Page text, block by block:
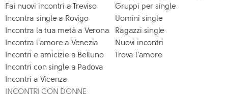
Fai nuovi incontri a Treviso
Incontra single a Rovigo
Incontra la tua metà a Verona
Incontra l'amore a Venezia
Incontri e amicizie a Belluno
Incontri con single a Padova
Incontri a Vicenza
Gruppi per single
Uomini single
Ragazzi single
Nuovi incontri
Trova l'amore
INCONTRI CON DONNE